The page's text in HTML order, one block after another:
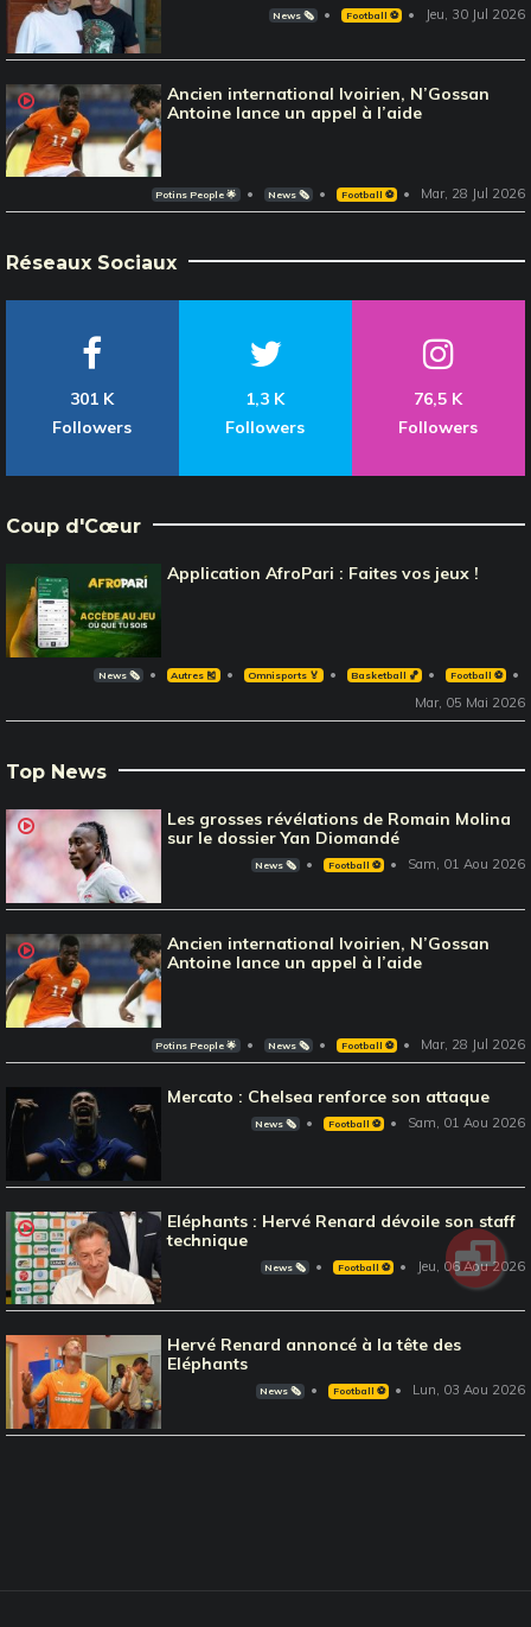
News 🗞️ Football ⚽️ Jeu, 30 Jul 2026
Ancien international Ivoirien, N’Gossan
Antoine lance un appel à l’aide
Potins People 🌟 News 🗞️ Football ⚽️ Mar, 28 Jul 2026
Réseaux Sociaux
301 K
Followers
1,3 K
Followers
76,5 K
Followers
Coup d'Cœur
Application AfroPari : Faites vos jeux !
News 🗞️ Autres 🎽 Omnisports 🏅 Basketball 🏀 Football ⚽️
Mar, 05 Mai 2026
Top News
Les grosses révélations de Romain Molina
sur le dossier Yan Diomandé
News 🗞️ Football ⚽️ Sam, 01 Aou 2026
Ancien international Ivoirien, N’Gossan
Antoine lance un appel à l’aide
Potins People 🌟 News 🗞️ Football ⚽️ Mar, 28 Jul 2026
Mercato : Chelsea renforce son attaque
News 🗞️ Football ⚽️ Sam, 01 Aou 2026
Eléphants : Hervé Renard dévoile son staff
technique
News 🗞️ Football ⚽️ Jeu, 06 Aou 2026
Hervé Renard annoncé à la tête des
Eléphants
News 🗞️ Football ⚽️ Lun, 03 Aou 2026